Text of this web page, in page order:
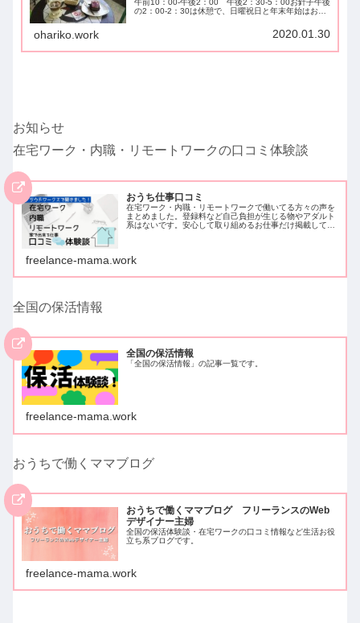
午前10：00-午後2：00 午後2：30-5：00お針子午後
の2：00-2：30は休憩で、日曜祝日と年末年始はお休
ohariko.work 2020.01.30
お知らせ
在宅ワーク・内職・リモートワークの口コミ体験談
おうち仕事口コミ
在宅ワーク・内職・リモートワークで働いてる方々の声を
まとめました。登録料など自己負担が生じる物やアダルト
系はないです。安心して取り組めるお仕事だけ掲載してい
freelance-mama.work
全国の保活情報
全国の保活情報
「全国の保活情報」の記事一覧です。
freelance-mama.work
おうちで働くママブログ
おうちで働くママブログ フリーランスのWeb
デザイナー主婦
全国の保活体験談・在宅ワークの口コミ情報など生活お役
立ち系ブログです。
freelance-mama.work